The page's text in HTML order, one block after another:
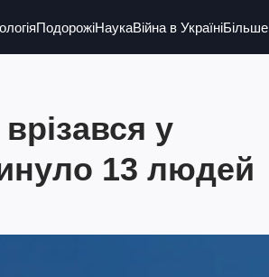
ПодорожіНаукаВійна в УкраїніБільше
у
13 людей